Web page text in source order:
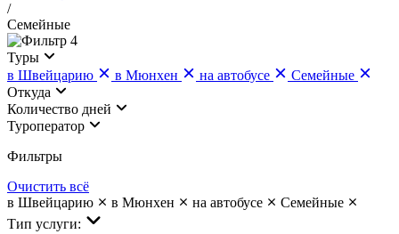
/
Семейные
4
Туры
в Швейцарию
в Мюнхен на автобусе
Семейные
Откуда
Количество дней
Туроператор
Фильтры
Очистить всё
в Швейцарию
в Мюнхен на автобусе
Семейные
Тип услуги: